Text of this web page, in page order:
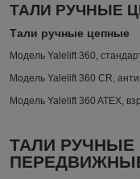
ТАЛИ РУЧНЫЕ
Тали ручные цепные
Модель Yalelift 360,
Модель Yalelift 360 CR,
Модель Yalelift 360 ATEX,
ТАЛИ